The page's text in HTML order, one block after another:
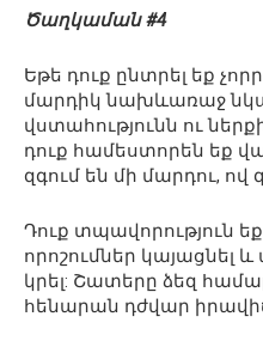
Ծաղկաման #4
Եթե դուք ընտրել եք
մարդիկ նախևառաջ
վստահությունն ու
դուք համեստորեն եք
զգում են մի մարդու, ով
Դուք տպավորություն
որոշումներ
կրել: Շատերը ձեզ
հենարան դժվար